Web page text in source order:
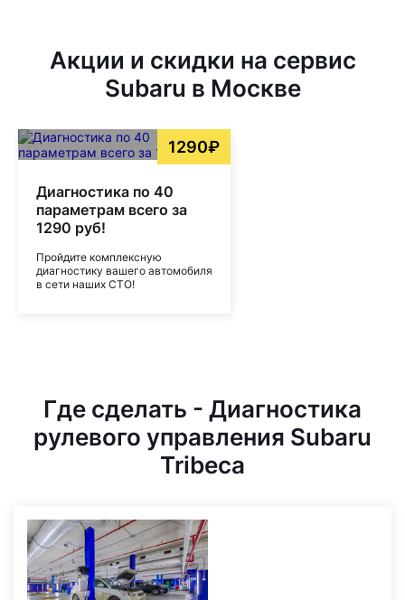
Акции и скидки на сервис
Subaru в Москве
1290₽
Диагностика по 40
параметрам всего за
1290 руб!
Пройдите комплексную
диагностику вашего автомобиля
в сети наших СТО!
Где сделать - Диагностика
рулевого управления Subaru
Tribeca